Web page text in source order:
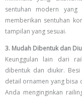
sentuhan modern
memberikan sentuhan
tampilan yang sesuai.
3. Mudah Dibentuk dan
Keunggulan lain dari
dibentuk dan diukir.
detail ornamen yang bisa
Anda menginginkan